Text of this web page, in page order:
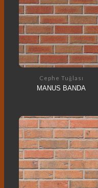
Cephe Tuğlası
MANUS BANDA